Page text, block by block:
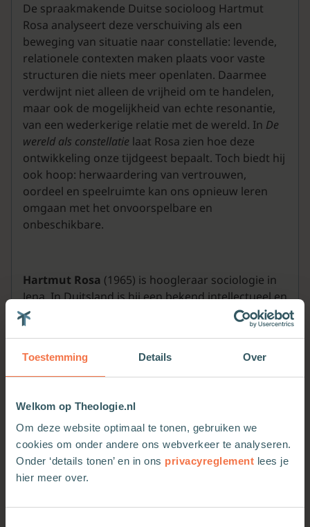
Toestemming Details Over
Welkom op Theologie.nl
Om deze website optimaal te tonen, gebruiken we
cookies om onder andere ons webverkeer te analyseren.
Onder ‘details tonen’ en in ons privacyreglement lees je
hier meer over.
De spraakmakende Duitse socioloog Hartmut
Rosa analyseert deze verschuiving als een
beweging van situatie naar constellatie: levende,
relationele contexten maken plaats voor vaste
structuren die niets meer openlaten. Daarmee
verdwijnt niet alleen de vrijheid om te handelen,
maar ook de mogelijkheid van echte resonantie,
van een wederkerige relatie met de wereld. In De
wereld als constellatie laat Rosa zien hoe deze
ontwikkeling onze tijdgeest bepaalt. Toch biedt hij
ook hoop: herwaardering van vertrouwen,
oordeel en speelruimte kan ons opnieuw leren
omgaan met het onvoorspelbare en
onbeschikbare.
Hartmut Rosa (1965) is hoogleraar sociologie in
Jena. In Duitsland is hij een bekend intellectueel en
ook internationaal is Rosa een veelgevraagd
spreker, over onderwerpen die veelal te maken
Nederlands verschenen eerder
Leven in tijden van
versnelling(2016),Onbeschikbaarheid(2022) en
Meer van deze auteur